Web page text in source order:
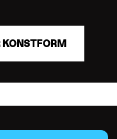
KONSTFORM